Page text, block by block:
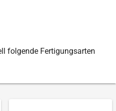
folgende Fertigungsarten